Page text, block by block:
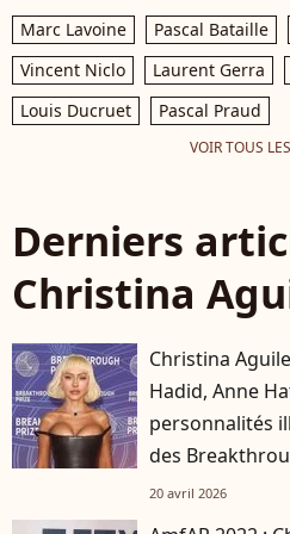
Marc Lavoine Pascal Bataille
Vincent Niclo
Laurent Gerra
Louis Ducruet
Pascal Praud
VOIR TOUS
Derniers
Christina
Christina
Hadid, Anne
personnalités
des
20 avril 2026